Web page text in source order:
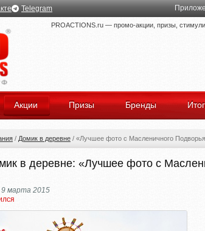
Telegram
PROACTIONS.ru — промо-акции, призы,
Акции Призы Бренды
/ Домик в деревне / «Лучшее фото с Масленичного
в деревне: «Лучшее фото с
9 марта 2015